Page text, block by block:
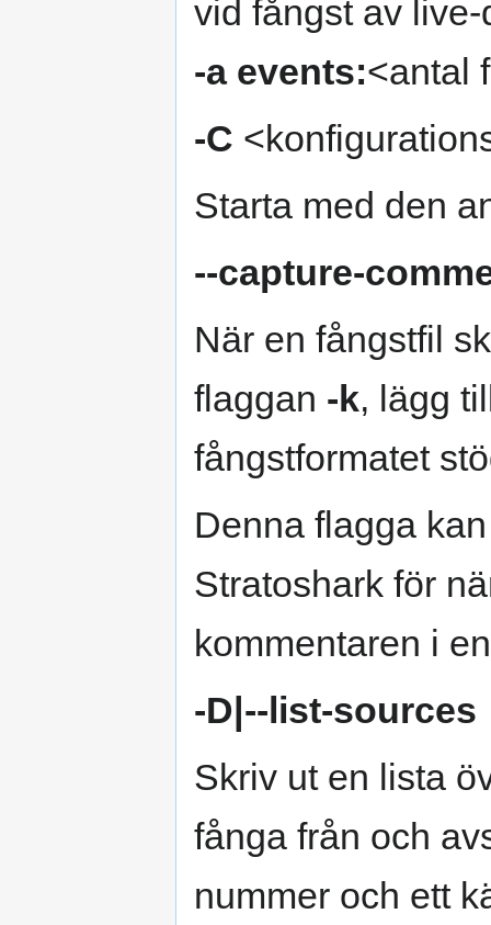
vid fångst av
-a events:<antal
-C
Starta med den
--capture-
När en fångstfil
flaggan -k, lägg
fångstformatet
Denna flagga
Stratoshark för
kommentaren i
-D|--list-sources
Skriv ut en lista
fånga från och
nummer och ett